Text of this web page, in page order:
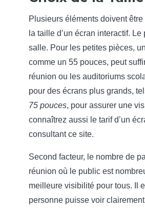
Plusieurs éléments doivent
la taille d’un écran interactif.
salle. Pour les petites pièces,
comme un 55 pouces, peut
réunion ou les auditoriums
pour des écrans plus grands,
75 pouces, pour assurer une
connaîtrez aussi le tarif d’un
consultant ce site.
Second facteur, le nombre de
réunion où le public est
meilleure visibilité pour tous. Il
personne puisse voir